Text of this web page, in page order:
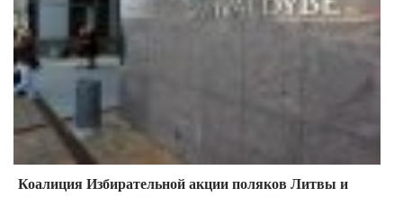
Коалиция Избирательной акции поляков Литвы и